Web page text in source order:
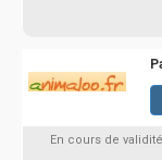
En cours de validité